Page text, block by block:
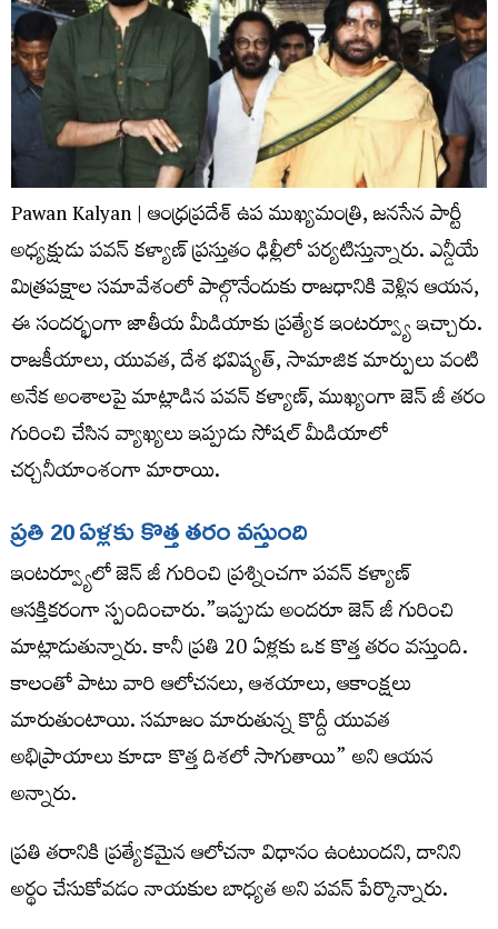
Pawan Kalyan | ఆంధ్రప్రదేశ్ ఉప ముఖ్యమంత్రి, జనసేన పార్టీ
అధ్యక్షుడు పవన్ కళ్యాణ్ ప్రస్తుతం ఢిల్లీలో పర్యటిస్తున్నారు. ఎన్డీయే
మిత్రపక్షాల సమావేశంలో పాల్గొనేందుకు రాజధానికి వెళ్లిన ఆయన,
ఈ సందర్భంగా జాతీయ మీడియాకు ప్రత్యేక ఇంటర్వ్యూ ఇచ్చారు.
రాజకీయాలు, యువత, దేశ భవిష్యత్, సామాజిక మార్పులు వంటి
అనేక అంశాలపై మాట్లాడిన పవన్ కళ్యాణ్, ముఖ్యంగా జెన్ జీ తరం
గురించి చేసిన వ్యాఖ్యలు ఇప్పుడు సోషల్ మీడియాలో
చర్చనీయాంశంగా మారాయి.
ప్రతి 20 ఏళ్లకు కొత్త తరం వస్తుంది
ఇంటర్వ్యూలో జెన్ జీ గురించి ప్రశ్నించగా పవన్ కళ్యాణ్
ఆసక్తికరంగా స్పందించారు.”ఇప్పుడు అందరూ జెన్ జీ గురించి
మాట్లాడుతున్నారు. కానీ ప్రతి 20 ఏళ్లకు ఒక కొత్త తరం వస్తుంది.
కాలంతో పాటు వారి ఆలోచనలు, ఆశయాలు, ఆకాంక్షలు
మారుతుంటాయి. సమాజం మారుతున్న కొద్దీ యువత
అభిప్రాయాలు కూడా కొత్త దిశలో సాగుతాయి” అని ఆయన
అన్నారు.
ప్రతి తరానికి ప్రత్యేకమైన ఆలోచనా విధానం ఉంటుందని, దానిని
అర్థం చేసుకోవడం నాయకుల బాధ్యత అని పవన్ పేర్కొన్నారు.